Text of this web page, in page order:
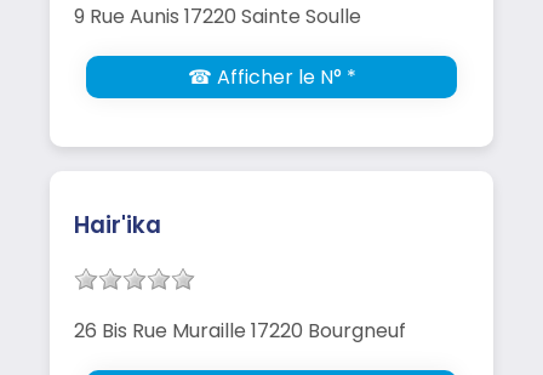
9 Rue Aunis 17220 Sainte Soulle
☎ Afficher le N° *
Hair'ika
26 Bis Rue Muraille 17220 Bourgneuf